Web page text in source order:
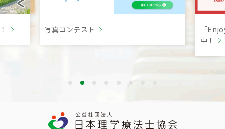
写真コンテスト
「
中！